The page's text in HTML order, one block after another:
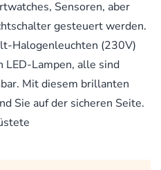
Sensoren, aber
gesteuert werden.
Halogenleuchten (230V)
LED-Lampen, alle sind
Mit diesem brillanten
Sie auf der sicheren Seite.